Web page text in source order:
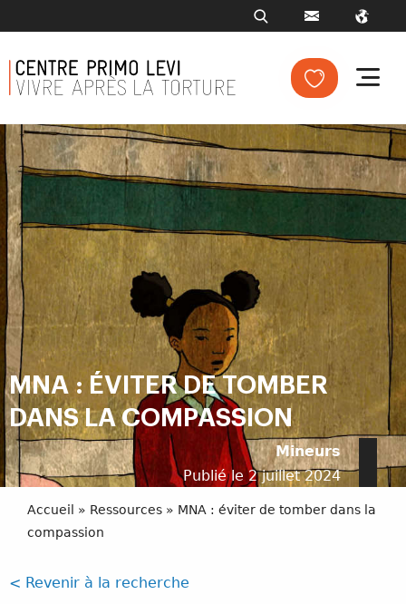
MNA : ÉVITER DE TOMBER
DANS LA COMPASSION
Mineurs
Publié le 2 juillet 2024
Accueil » Ressources » MNA : éviter de tomber dans la
compassion
< Revenir à la recherche